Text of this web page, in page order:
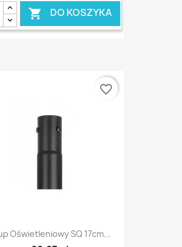
 DO KOSZYKA
Oświetleniowy SQ 17cm...
favorite_border